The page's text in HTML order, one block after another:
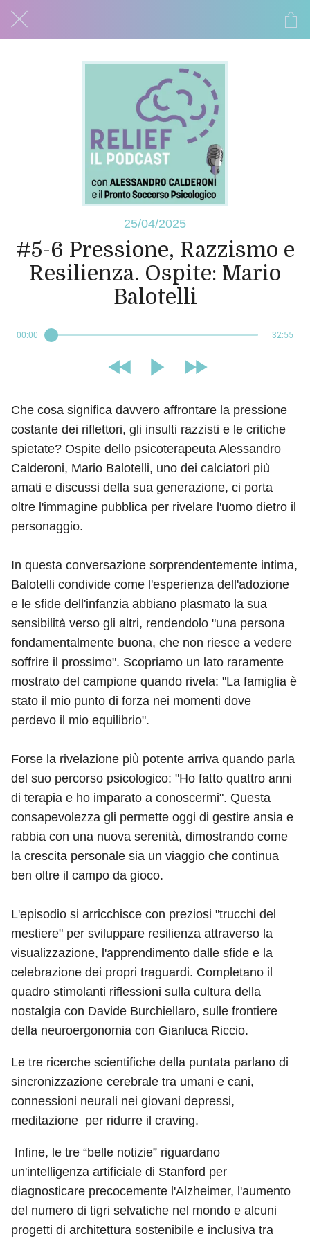
25/04/2025
#5-6 Pressione, Razzismo e
Resilienza. Ospite: Mario
Balotelli
00:00 32:55
Che cosa significa davvero affrontare la pressione
costante dei riflettori, gli insulti razzisti e le critiche
spietate? Ospite dello psicoterapeuta Alessandro
Calderoni, Mario Balotelli, uno dei calciatori più
amati e discussi della sua generazione, ci porta
oltre l'immagine pubblica per rivelare l'uomo dietro il
personaggio.
In questa conversazione sorprendentemente intima,
Balotelli condivide come l'esperienza dell'adozione
e le sfide dell'infanzia abbiano plasmato la sua
sensibilità verso gli altri, rendendolo "una persona
fondamentalmente buona, che non riesce a vedere
soffrire il prossimo". Scopriamo un lato raramente
mostrato del campione quando rivela: "La famiglia è
stato il mio punto di forza nei momenti dove
perdevo il mio equilibrio".
Forse la rivelazione più potente arriva quando parla
del suo percorso psicologico: "Ho fatto quattro anni
di terapia e ho imparato a conoscermi". Questa
consapevolezza gli permette oggi di gestire ansia e
rabbia con una nuova serenità, dimostrando come
la crescita personale sia un viaggio che continua
ben oltre il campo da gioco.
L'episodio si arricchisce con preziosi "trucchi del
mestiere" per sviluppare resilienza attraverso la
visualizzazione, l'apprendimento dalle sfide e la
celebrazione dei propri traguardi. Completano il
quadro stimolanti riflessioni sulla cultura della
nostalgia con Davide Burchiellaro, sulle frontiere
della neuroergonomia con Gianluca Riccio.
Le tre ricerche scientifiche della puntata parlano di
sincronizzazione cerebrale tra umani e cani,
connessioni neurali nei giovani depressi,
meditazione per ridurre il craving.
Infine, le tre “belle notizie” riguardano
un'intelligenza artificiale di Stanford per
diagnosticare precocemente l'Alzheimer, l'aumento
del numero di tigri selvatiche nel mondo e alcuni
progetti di architettura sostenibile e inclusiva tra